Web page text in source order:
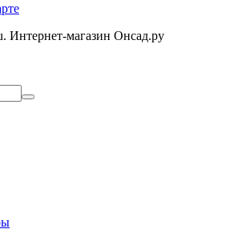
Интернет-магазин Онсад.ру